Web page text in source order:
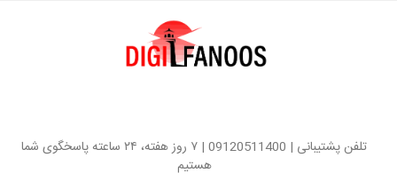
تلفن پشتیبانی | 09120511400 | ۷ روز هفته، ۲۴ ساعته پاسخگوی شما
هستیم